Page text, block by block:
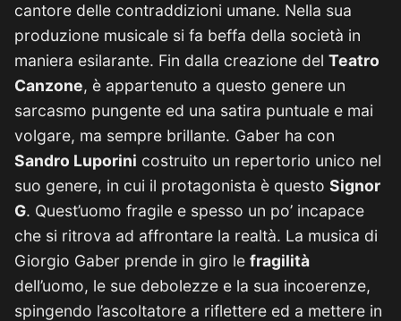
cantore delle contraddizioni umane. Nella sua
produzione musicale si fa beffa della società in
maniera esilarante. Fin dalla creazione del Teatro
Canzone, è appartenuto a questo genere un
sarcasmo pungente ed una satira puntuale e mai
volgare, ma sempre brillante. Gaber ha con
Sandro Luporini costruito un repertorio unico nel
suo genere, in cui il protagonista è questo Signor
G. Quest’uomo fragile e spesso un po’ incapace
che si ritrova ad affrontare la realtà. La musica di
Giorgio Gaber prende in giro le fragilità
dell’uomo, le sue debolezze e la sua incoerenze,
spingendo l’ascoltatore a riflettere ed a mettere in